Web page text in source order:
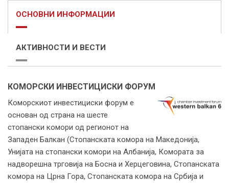
ОСНОВНИ ИНФОРМАЦИИ
АКТИВНОСТИ И ВЕСТИ
КОМОРСКИ ИНВЕСТИЦИСКИ ФОРУМ
Коморскиот инвестициски форум е
основан од страна на шесте
стопански комори од регионот на
Западен Балкан (Стопанската комора на Македонија,
Унијата на стопански комори на Албанија, Комората за
надворешна трговија на Босна и Херцеговина, Стопанската
комора на Црна Гора, Стопанската комора на Србија и